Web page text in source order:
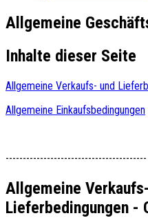
Allgemeine
Inhalte dieser Seite
Allgemeine Verkaufs- und
Allgemeine Einkaufsbedingungen
-----------------------------------------
Allgemeine
Lieferbedingungen -